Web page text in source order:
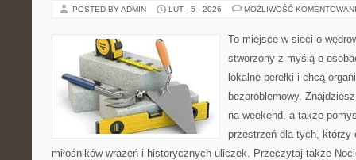
POSTED BY ADMIN LUT - 5 - 2026 MOŻLIWOŚĆ
To miejsce w sieci o
stworzony z myślą o
lokalne perełki i chcą
bezproblemowy.
na weekend, a także
przestrzeń dla tych, którzy
miłośników wrażeń i historycznych uliczek. Przeczytaj także